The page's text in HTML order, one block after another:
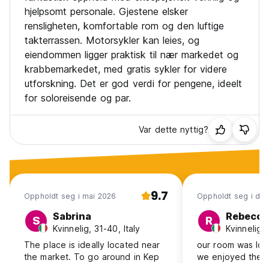
hjelpsomt personale. Gjestene elsker
rensligheten, komfortable rom og den luftige
takterrassen. Motorsykler kan leies, og
eiendommen ligger praktisk til nær markedet og
krabbemarkedet, med gratis sykler for videre
utforskning. Det er god verdi for pengene, ideelt
for soloreisende og par.
Var dette nyttig?
Oppholdt seg i mai 2026 9.7
S Sabrina
Kvinnelig, 31-40, Italy
The place is ideally located near
the market. To go around in Kep
Oppholdt seg i
R Rebecca
Kvinnelig,
our room was
we enjoyed the